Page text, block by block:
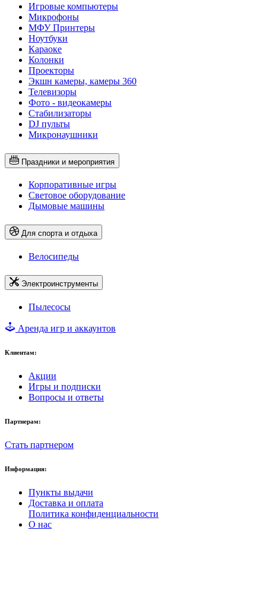
Игровые компьютеры
Микрофоны
МФУ Принтеры
Ноутбуки
Караоке
Колонки
Проекторы
Экшн камеры, камеры 360
Телевизоры
Фото - видеокамеры
Стабилизаторы
DJ пульты
Микронаушники
Праздники и мероприятия
Корпоративные игры
Световое оборудование
Дымовые машины
Для спорта и отдыха
Велосипеды
Электроинструменты
Пылесосы
Аренда игр и аккаунтов
Клиентам:
Акции
Игры и подписки
Вопросы и ответы
Партнерам:
Стать партнером
Информация:
Пункты выдачи
Доставка и оплата
Политика конфиденциальности
О нас